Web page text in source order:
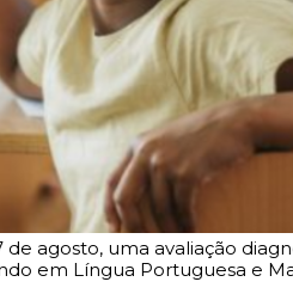
agosto, uma avaliação
em Língua Portuguesa e